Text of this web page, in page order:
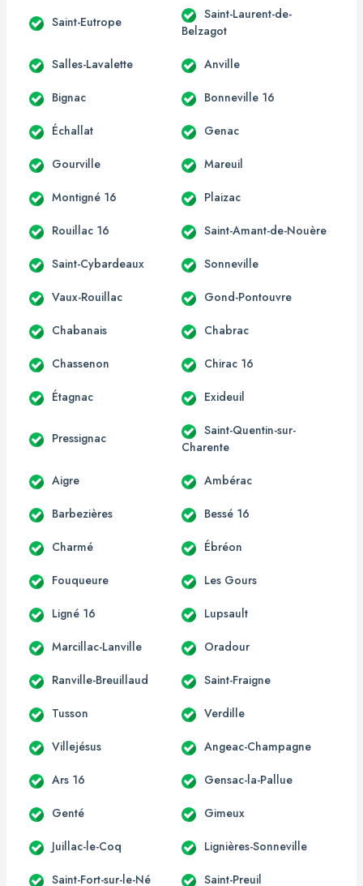
Saint-Eutrope
Saint-Laurent-de-
Belzagot
Salles-Lavalette Anville
Bignac Bonneville 16
Échallat Genac
Gourville Mareuil
Montigné 16 Plaizac
Rouillac 16 Saint-Amant-de-Nouère
Saint-Cybardeaux Sonneville
Vaux-Rouillac Gond-Pontouvre
Chabanais Chabrac
Chassenon Chirac 16
Étagnac Exideuil
Pressignac
Saint-Quentin-sur-
Charente
Aigre Ambérac
Barbezières Bessé 16
Charmé Ébréon
Fouqueure Les Gours
Ligné 16 Lupsault
Marcillac-Lanville Oradour
Ranville-Breuillaud Saint-Fraigne
Tusson Verdille
Villejésus Angeac-Champagne
Ars 16 Gensac-la-Pallue
Genté Gimeux
Juillac-le-Coq Lignières-Sonneville
Saint-Fort-sur-le-Né Saint-Preuil